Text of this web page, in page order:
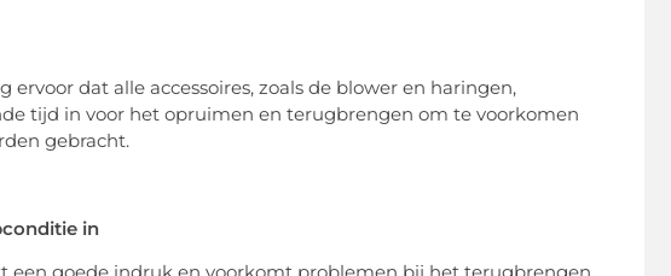
dat alle accessoires, zoals de blower en haringen,
tijd in voor het opruimen en terugbrengen om te voorkomen
gebracht.
in